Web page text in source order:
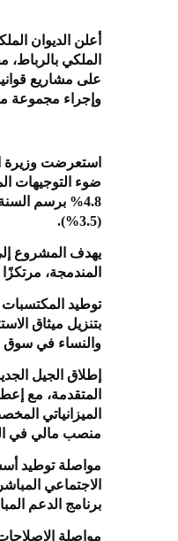
على مشاريع
وإجراء مجموعة
ضوء التوجيهات
(3.5%).
يهدف المشروع
المندمجة،
توطيد المكتسبات
بتنزيل ميثاق
والنساء في سوق
إطلاق الجيل
المتقدمة، مع
منصب مالي في
مواصلة توطيد
برنامج الدعم
مواصلة